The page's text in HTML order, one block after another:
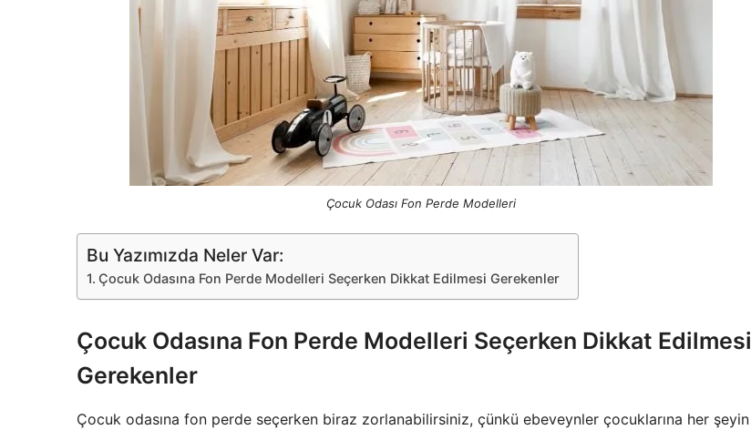
Çocuk Odası Fon Perde Modelleri
Bu Yazımızda Neler Var:
Çocuk Odasına Fon Perde Modelleri Seçerken Dikkat Edilmesi Gerekenler
Çocuk Odasına Fon Perde Modelleri Seçerken Dikkat Edilmesi
Gerekenler
Çocuk odasına fon perde seçerken biraz zorlanabilirsiniz, çünkü ebeveynler çocuklarına her şeyin